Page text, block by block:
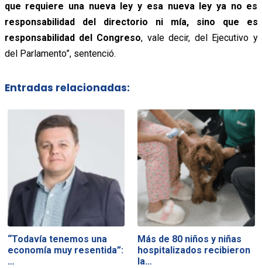
que requiere una nueva ley y esa nueva ley ya no es
responsabilidad del directorio ni mía, sino que es
responsabilidad del Congreso, vale decir, del Ejecutivo y
del Parlamento”, sentenció.
Entradas relacionadas:
“Todavía tenemos una
economía muy resentida”:
…
Más de 80 niños y niñas
hospitalizados recibieron
la…